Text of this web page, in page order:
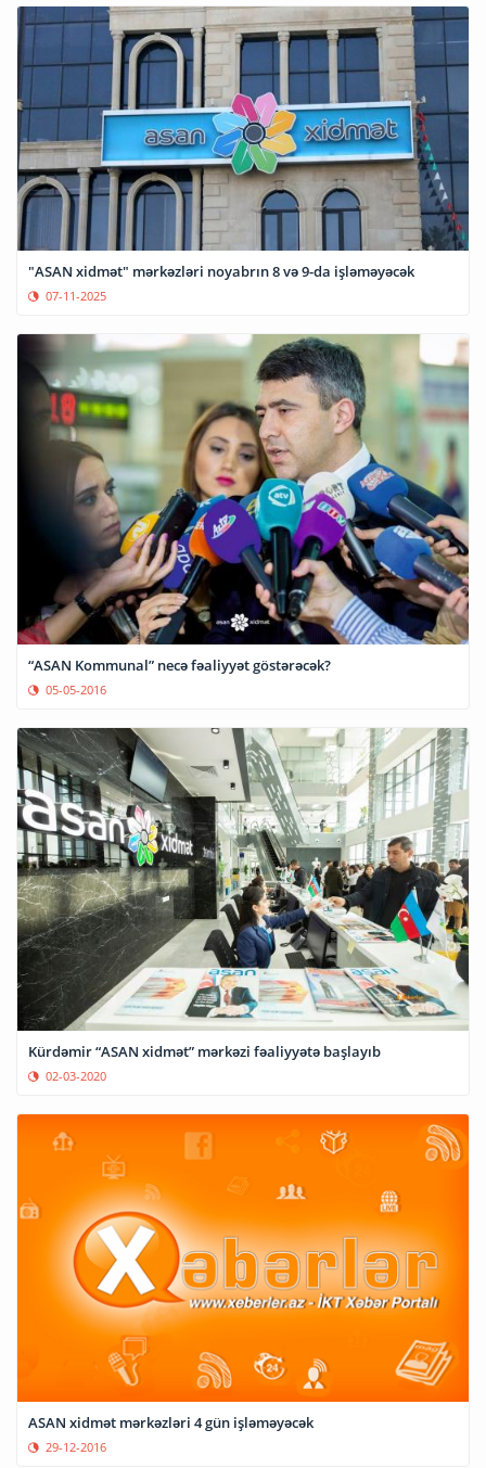
"ASAN xidmət" mərkəzləri noyabrın 8 və 9-da işləməyəcək
07-11-2025
“ASAN Kommunal” necə fəaliyyət göstərəcək?
05-05-2016
Kürdəmir “ASAN xidmət” mərkəzi fəaliyyətə başlayıb
02-03-2020
ASAN xidmət mərkəzləri 4 gün işləməyəcək
29-12-2016